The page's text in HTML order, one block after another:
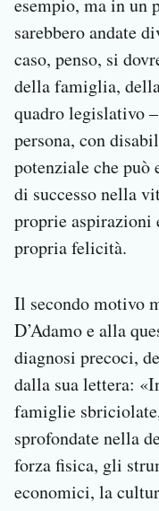
esempio, ma in un
sarebbero andate
caso, penso, si
della famiglia,
quadro legislativo
persona, con
potenziale che
di successo nella
proprie aspirazioni
propria felicità.
Il secondo motivo
D’Adamo e alla
diagnosi precoci,
dalla sua lettera:
famiglie
sprofondate nella
forza fisica, gli
economici, la